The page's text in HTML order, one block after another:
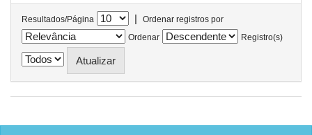
Resultados/Página |
Ordenar registros por
Ordenar
Registro(s)